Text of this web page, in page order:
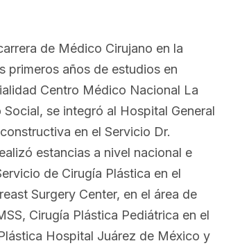
de Médico Cirujano en la
primeros años de estudios en
Centro Médico Nacional La
se integró al Hospital General
en el Servicio Dr.
estancias a nivel nacional e
de Cirugía Plástica en el
Surgery Center, en el área de
Cirugía Plástica Pediátrica en el
Hospital Juárez de México y